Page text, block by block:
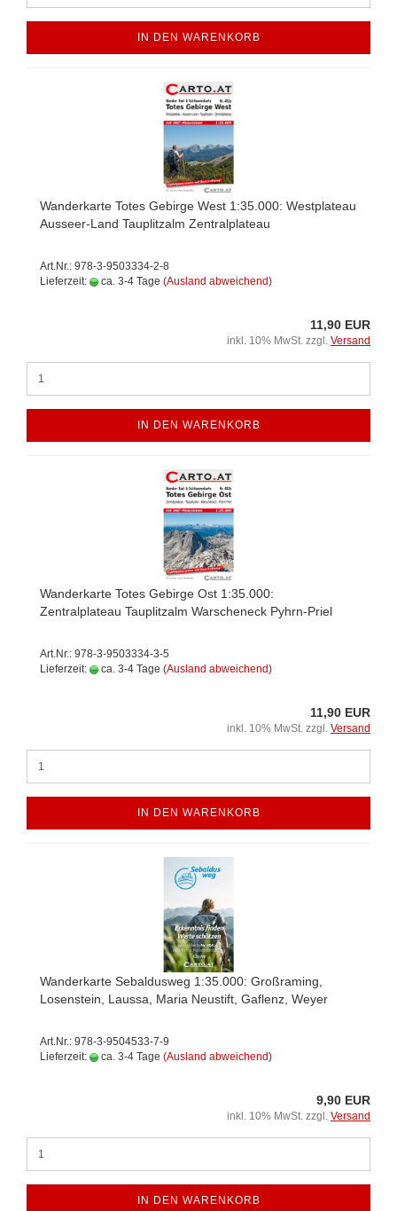
IN DEN WARENKORB
Wanderkarte Totes Gebirge West 1:35.000: Westplateau
Ausseer-Land Tauplitzalm Zentralplateau
Art.Nr.: 978-3-9503334-2-8
Lieferzeit:
ca. 3-4 Tage (Ausland abweichend)
11,90 EUR
inkl. 10% MwSt. zzgl. Versand
IN DEN WARENKORB
Wanderkarte Totes Gebirge Ost 1:35.000:
Zentralplateau Tauplitzalm Warscheneck Pyhrn-Priel
Art.Nr.: 978-3-9503334-3-5
Lieferzeit:
ca. 3-4 Tage (Ausland abweichend)
11,90 EUR
inkl. 10% MwSt. zzgl. Versand
IN DEN WARENKORB
Wanderkarte Sebaldusweg 1:35.000: Großraming,
Losenstein, Laussa, Maria Neustift, Gaflenz, Weyer
Art.Nr.: 978-3-9504533-7-9
Lieferzeit:
ca. 3-4 Tage (Ausland abweichend)
9,90 EUR
inkl. 10% MwSt. zzgl. Versand
IN DEN WARENKORB